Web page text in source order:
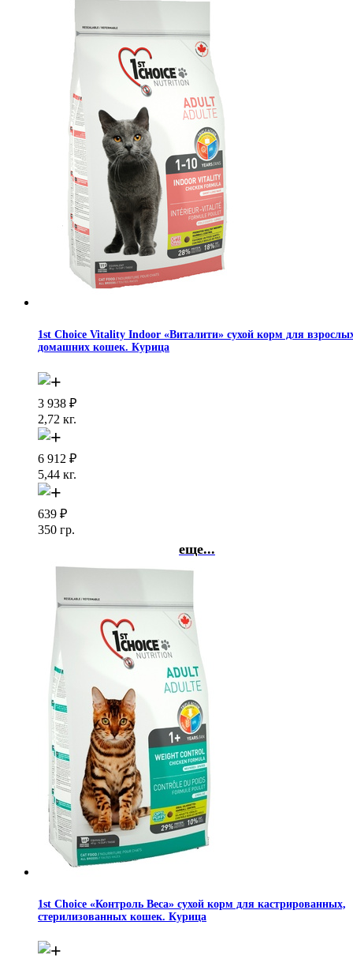
1st Choice Vitality Indoor «Виталити» сухой корм для
домашних кошек. Курица
3 938 ₽
2,72 кг.
6 912 ₽
5,44 кг.
639 ₽
350 гр.
еще...
1st Choice «Контроль Веса» сухой корм для кастрированных,
стерилизованных кошек. Курица